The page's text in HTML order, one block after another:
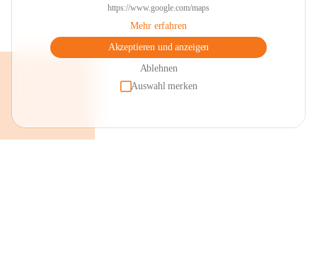
https://www.google.com/maps
Mehr erfahren
Akzeptieren und anzeigen
Ablehnen
Auswahl merken